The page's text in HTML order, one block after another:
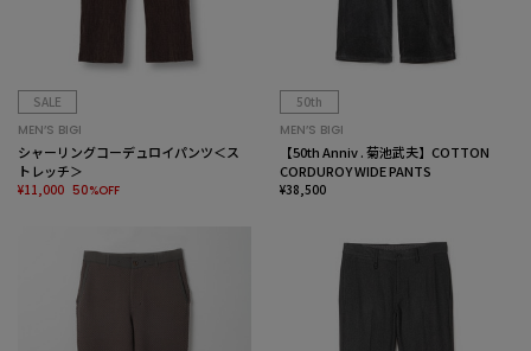
SALE
MEN’S BIGI
シャーリングコーデュロイパンツ＜ス
トレッチ＞
¥11,000 50%OFF
50th
MEN’S BIGI
【50th Anniv . 菊池武夫】COTTON
CORDUROY WIDE PANTS
¥38,500